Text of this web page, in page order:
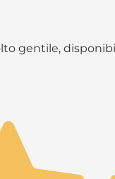
gentile,